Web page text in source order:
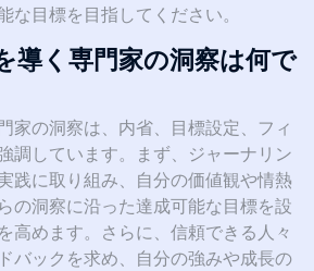
な目標を目指してください。
導く専門家の洞察は何で
家の洞察は、内省、目標設定、フィ
調しています。まず、ジャーナリン
践に取り組み、自分の価値観や情熱
の洞察に沿った達成可能な目標を設
高めます。さらに、信頼できる人々
バックを求め、自分の強みや成長の